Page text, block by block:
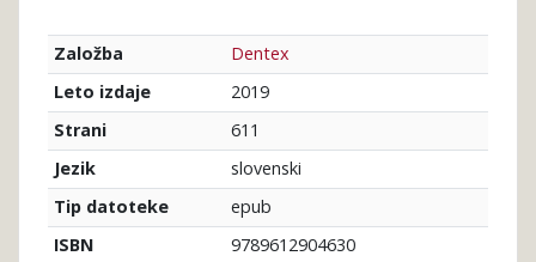
Založba
Dentex
Leto izdaje
2019
Strani
611
Jezik
slovenski
Tip datoteke
epub
ISBN
9789612904630